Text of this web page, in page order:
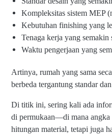
Kompleksitas sistem MEP
Kebutuhan finishing yang
Tenaga kerja yang semakin
Waktu pengerjaan yang
Artinya, rumah yang sama
berbeda tergantung standar
Di titik ini, sering kali ada
di permukaan—di mana angka
hitungan material, tetapi juga